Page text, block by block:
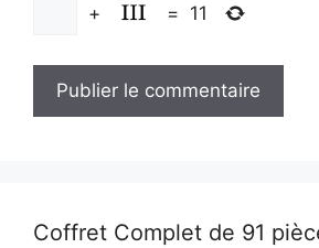
+ = 11
Coffret Complet de 91